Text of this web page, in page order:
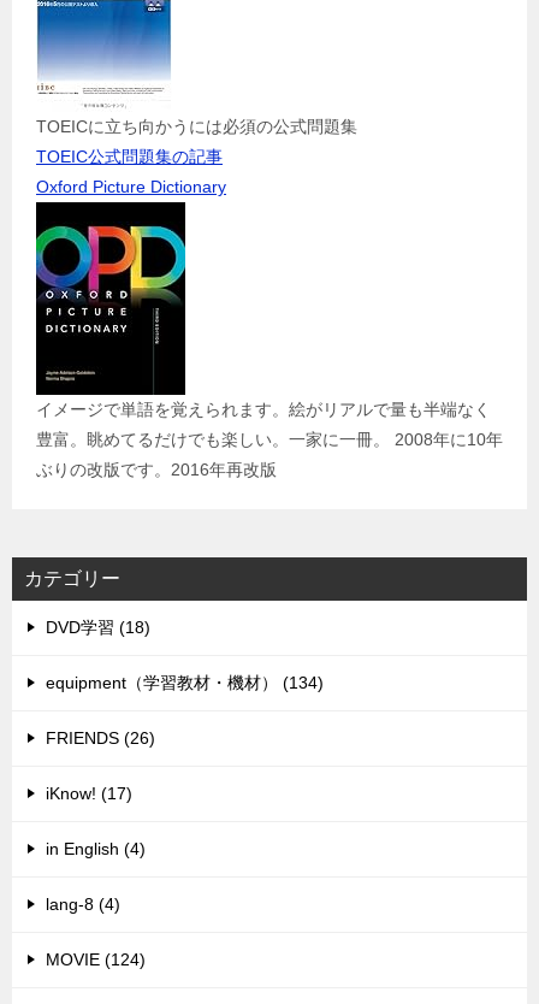
TOEICに立ち向かうには必須の公式問題集
TOEIC公式問題集の記事
Oxford Picture Dictionary
イメージで単語を覚えられます。絵がリアルで量も半端なく
豊富。眺めてるだけでも楽しい。一家に一冊。 2008年に10年
ぶりの改版です。2016年再改版
カテゴリー
DVD学習 (18)
equipment（学習教材・機材） (134)
FRIENDS (26)
iKnow! (17)
in English (4)
lang-8 (4)
MOVIE (124)